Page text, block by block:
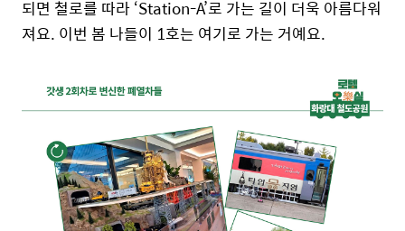
되면 철로를 따라 ‘Station-A’로 가는 길이 더욱 아름다워
져요. 이번 봄 나들이 1호는 여기로 가는 거예요.